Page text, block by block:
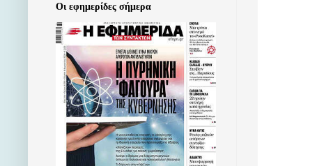
Οι εφημερίδες σήμερα